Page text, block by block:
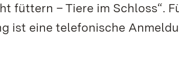
füttern – Tiere im Schloss“.
ist eine telefonische